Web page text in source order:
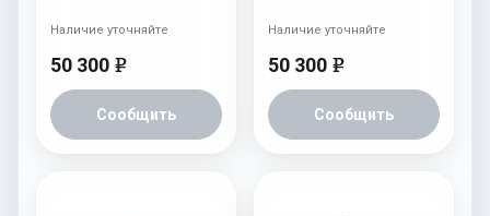
50 300 e
Сообщить
Наличие уточняйте
50 300 e
Сообщить
Наличие уточняйте